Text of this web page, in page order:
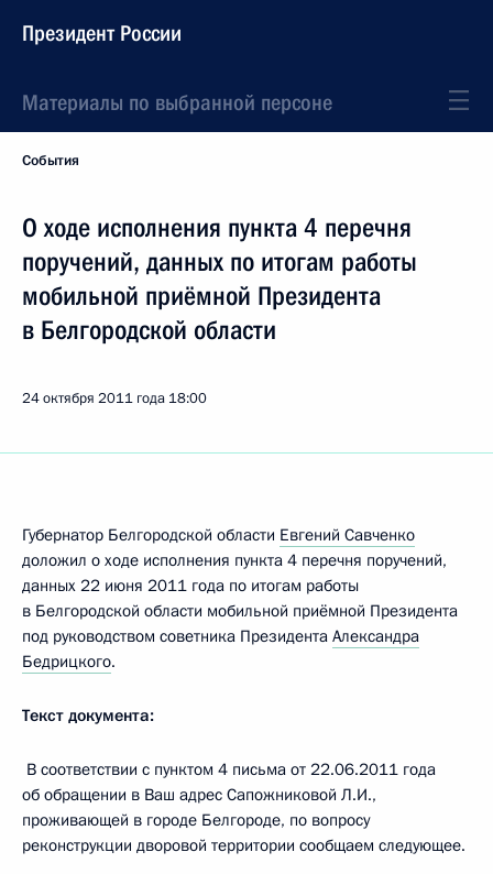
Президент России
Материалы по выбранной персоне
События
О ходе исполнения пункта 4 перечня
поручений, данных по итогам работы
мобильной приёмной Президента
в Белгородской области
24 октября 2011 года 18:00
Губернатор Белгородской области Евгений Савченко
доложил о ходе исполнения пункта 4 перечня поручений,
данных 22 июня 2011 года по итогам работы
в Белгородской области мобильной приёмной Президента
под руководством советника Президента Александра
Бедрицкого.
Текст документа:
В соответствии с пунктом 4 письма от 22.06.2011 года
об обращении в Ваш адрес Сапожниковой Л.И.,
проживающей в городе Белгороде, по вопросу
реконструкции дворовой территории сообщаем следующее.